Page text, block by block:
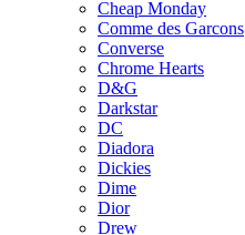
Cheap Monday
Comme des Garcons
Converse
Chrome Hearts
D&G
Darkstar
DC
Diadora
Dickies
Dime
Dior
Drew